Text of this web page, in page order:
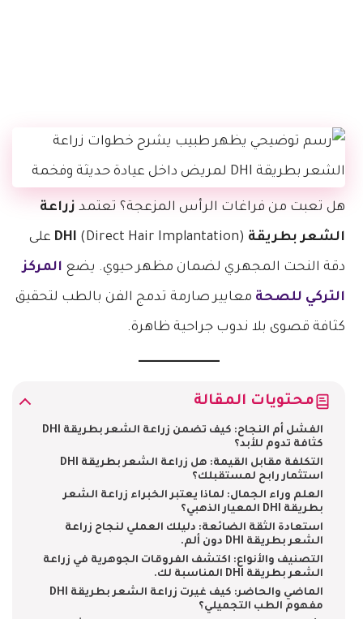
هل تعبت من فراغات الرأس المزعجة؟ تعتمد زراعة
الشعر بطريقة DHI (Direct Hair Implantation) على
دقة النحت المجهري لضمان مظهر حيوي. يضع المركز
التركي للصحة معايير صارمة تدمج الفن بالطب لتحقيق
كثافة قصوى بلا ندوب جراحية ظاهرة.
محتويات المقالة
الفشل أم النجاح: كيف تضمن زراعة الشعر بطريقة DHI
كثافة تدوم للأبد؟
التكلفة مقابل القيمة: هل زراعة الشعر بطريقة DHI
استثمار رابح لمستقبلك؟
العلم وراء الجمال: لماذا يعتبر الخبراء زراعة الشعر
بطريقة DHI المعيار الذهبي؟
استعادة الثقة الضائعة: دليلك العملي لنجاح زراعة
الشعر بطريقة DHI دون ألم.
التصنيف والأنواع: اكتشف الفروقات الجوهرية في زراعة
الشعر بطريقة DHI المناسبة لك.
الماضي والحاضر: كيف غيرت زراعة الشعر بطريقة DHI
مفهوم الطب التجميلي؟